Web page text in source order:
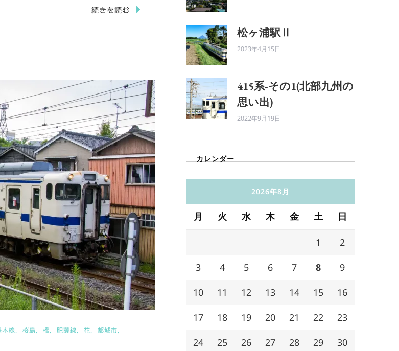
続きを読む
本線 桜島 橋 肥薩線 花
都城市
松ヶ浦駅Ⅱ
2023年4月15日
415系-その1(北部九州の
思い出)
2022年9月19日
カレンダー
2026年8月
月 火 水 木 金 土 日
1 2
3 4 5 6 7 8 9
10 11 12 13 14 15 16
17 18 19 20 21 22 23
24 25 26 27 28 29 30